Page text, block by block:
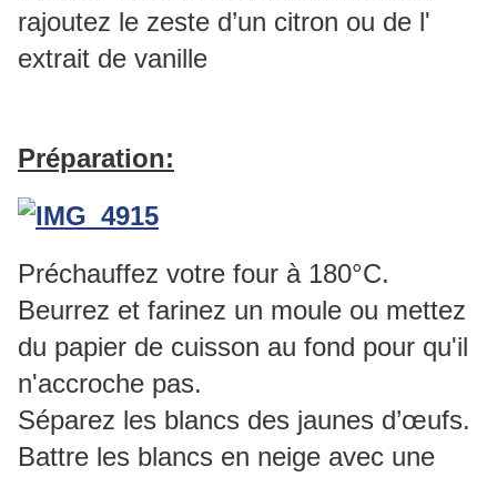
rajoutez le zeste d’un citron ou de l'
extrait de vanille
Préparation:
Préchauffez votre four à 180°C.
Beurrez et farinez un moule ou mettez
du papier de cuisson au fond pour qu'il
n'accroche pas.
Séparez les blancs des jaunes d’œufs.
Battre les blancs en neige avec une